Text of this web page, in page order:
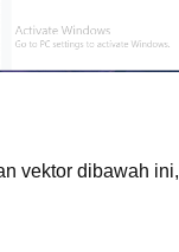
vektor dibawah ini,